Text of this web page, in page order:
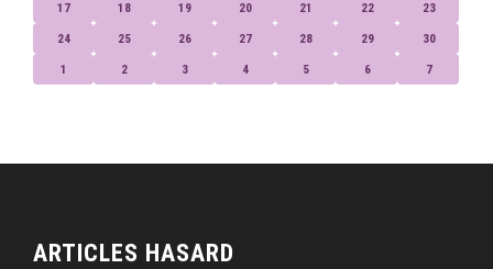
17 18 19 20 21 22 23
24 25 26 27 28 29 30
1 2 3 4 5 6 7
ARTICLES HASARD